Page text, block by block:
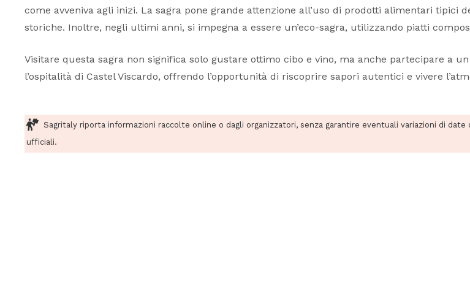
come avveniva agli inizi. La sagra pone grande attenzione all’uso di prodotti alimentari tipici
storiche. Inoltre, negli ultimi anni, si impegna a essere un’eco-sagra, utilizzando piatti
Visitare questa sagra non significa solo gustare ottimo cibo e vino, ma anche partecipare a
l’ospitalità di Castel Viscardo, offrendo l’opportunità di riscoprire sapori autentici e vivere
Sagritaly riporta informazioni raccolte online o dagli organizzatori, senza garantire eventuali variazioni di
ufficiali.